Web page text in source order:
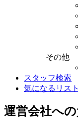
その他
スタッフ検索
気になるリスト
運営会社へ